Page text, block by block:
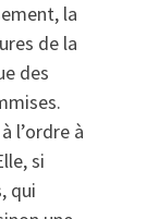
la
de la
des
l’ordre à
si
qui